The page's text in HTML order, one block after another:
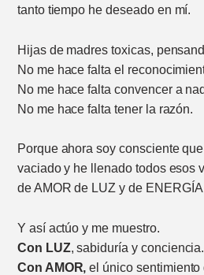
tanto tiempo he deseado en mí.
Hijas de madres toxicas,
No me hace falta el
No me hace falta convencer a
No me hace falta tener la razón.
Porque ahora soy consciente
vaciado y he llenado todos esos
de AMOR de LUZ y de
Y así actúo y me muestro.
Con LUZ, sabiduría y conciencia.
Con AMOR,el único sentimiento